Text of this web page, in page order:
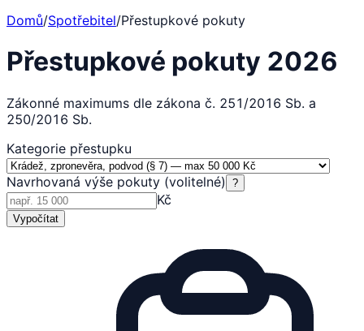
Domů/Spotřebitel/Přestupkové pokuty
Přestupkové pokuty 2026
Zákonné maximums dle zákona č. 251/2016 Sb. a
250/2016 Sb.
Kategorie přestupku
Navrhovaná výše pokuty (volitelné) ?
Kč
Vypočítat